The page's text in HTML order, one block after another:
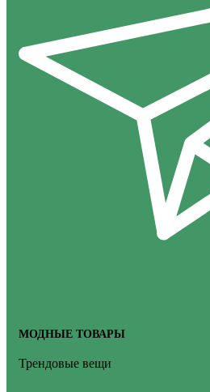
МОДНЫЕ ТОВАРЫ
Трендовые вещи